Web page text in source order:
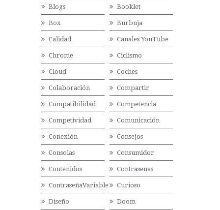
Blogs Booklet
Box Burbuja
Calidad Canales YouTube
Chrome Ciclismo
Cloud Coches
Colaboración Compartir
Compatibilidad Competencia
Competividad Comunicación
Conexión Consejos
Consolas Consumidor
Contenidos Contraseñas
ContraseñaVariable Curioso
Diseño Doom